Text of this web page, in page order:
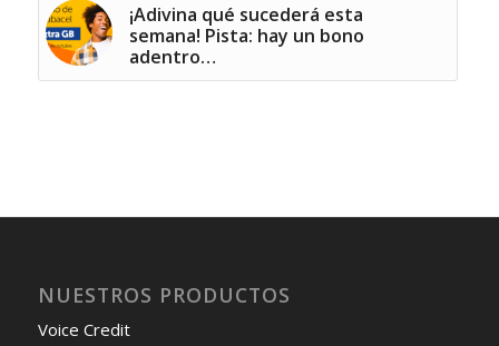
¡Adivina qué sucederá esta
semana! Pista: hay un bono
adentro…
NUESTROS PRODUCTOS
Voice Credit